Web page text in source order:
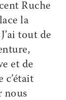
Ruche
la
J’ai tout de
et de
c’était
nous